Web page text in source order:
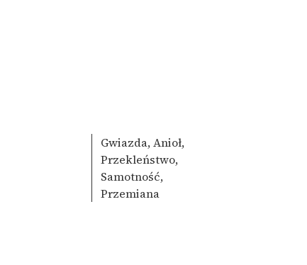
Gwiazda, Anioł,
Przekleństwo,
Samotność,
Przemiana